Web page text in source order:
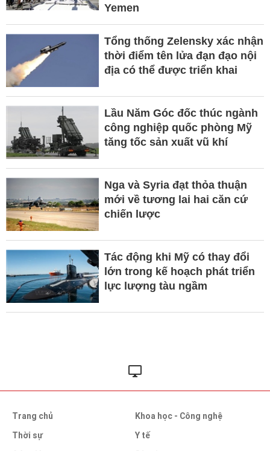
Yemen
Tổng thống Zelensky xác nhận
thời điểm tên lửa đạn đạo nội
địa có thể được triển khai
Lầu Năm Góc đốc thúc ngành
công nghiệp quốc phòng Mỹ
tăng tốc sản xuất vũ khí
Nga và Syria đạt thỏa thuận
mới về tương lai hai căn cứ
chiến lược
Tác động khi Mỹ có thay đổi
lớn trong kế hoạch phát triển
lực lượng tàu ngầm
Trang chủ
Thời sự
Khoa học - Công nghệ
Y tế